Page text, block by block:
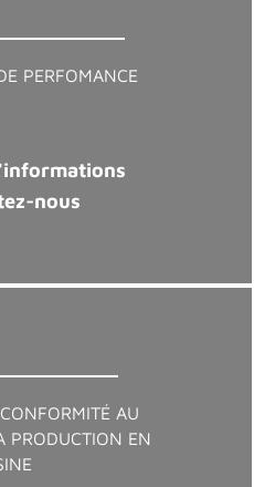
PERFOMANCE
nous
AU
PRODUCTION EN